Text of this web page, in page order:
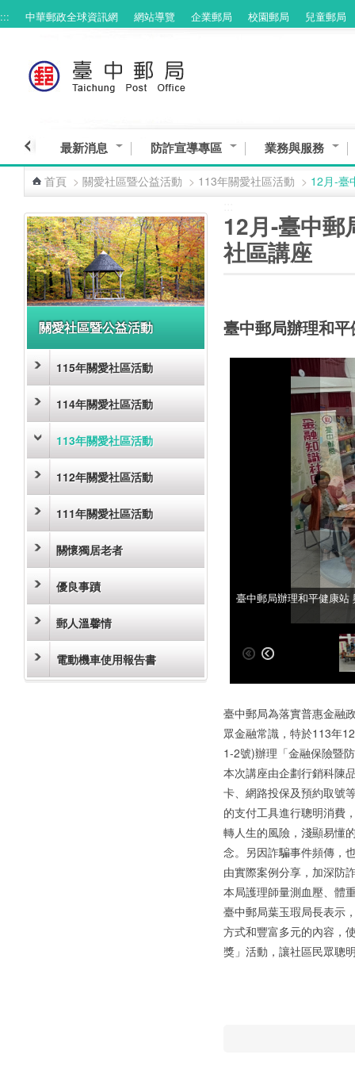
跳到主要內容區塊
::: 中華郵政全球資訊網 網站導覽 企業郵局 校園郵局 兒童郵局
最新消息 防詐宣導專區 業務與服務
首頁 > 關愛社區暨公益活動 > 113年關愛社區活動 > 12月-臺
關愛社區暨公益活動
115年關愛社區活動
114年關愛社區活動
113年關愛社區活動
112年關愛社區活動
111年關愛社區活動
關懷獨居老者
優良事蹟
郵人溫馨情
電動機車使用報告書
12月-臺中郵
社區講座
臺中郵局辦理和
臺中郵局辦理和平健康站
臺中郵局辦理和平健康站
臺中郵局為落實普惠金融
眾金融常識，特於113年
1-2號)辦理「金融保險暨
本次講座由企劃行銷科陳
卡、網路投保及預約取號
的支付工具進行聰明消費
轉人生的風險，淺顯易懂
念。另因詐騙事件頻傳，
由實際案例分享，加深防
本局護理師量測血壓、體
臺中郵局葉玉瑕局長表示
方式和豐富多元的內容，
獎」活動，讓社區民眾聰